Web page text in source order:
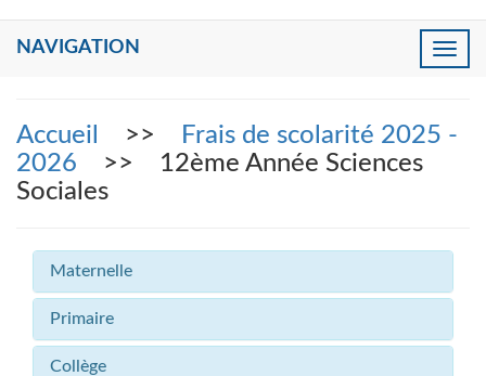
Toggle
NAVIGATION
Accueil >>
Frais de scolarité 2025 -
2026
>> 12ème Année Sciences
Sociales
Maternelle
Primaire
Collège